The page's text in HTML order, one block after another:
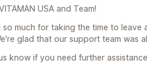
USA and Team!
so much for taking the time to leave
glad that our support team was
know if you need further